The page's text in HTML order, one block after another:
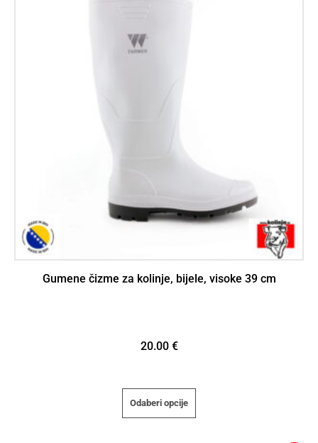
Gumene čizme za kolinje, bijele, visoke 39 cm
20.00 €
Odaberi opcije